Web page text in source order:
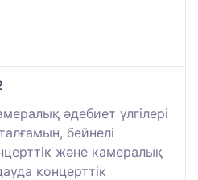
әдебиет үлгілері
бейнелі
және камералық
концерттік